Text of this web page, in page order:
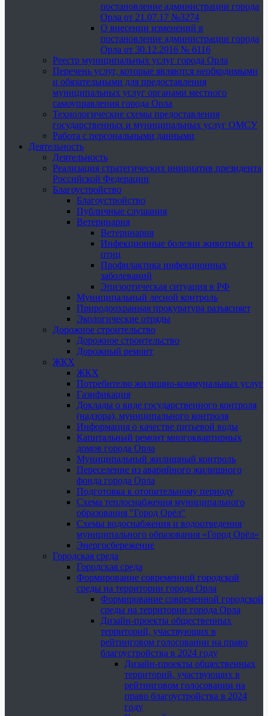
постановление администрации города
Орла от 21.07.17 №3274
О внесении изменений в
постановление администрации города
Орла от 30.12.2016 № 6116
Реестр муниципальных услуг города Орла
Перечень услуг, которые являются необходимыми
и обязательными для предоставления
муниципальных услуг органами местного
самоуправления города Орла
Технологические схемы предоставления
государственных и муниципальных услуг ОМСУ
Работа с персональными данными
Деятельность
Деятельность
Реализация стратегических инициатив президента
Российской Федерации
Благоустройство
Благоустройство
Публичные слушания
Ветеринария
Ветеринария
Инфекционные болезни животных и
птиц
Профилактика инфекционных
заболеваний
Эпизоотическая ситуация в РФ
Муниципальный лесной контроль
Природоохранная прокуратура разъясняет
Экологические отряды
Дорожное строительство
Дорожное строительство
Дорожный ремонт
ЖКХ
ЖКХ
Потребителю жилищно-коммунальных услуг
Газификация
Доклады о виде государственного контроля
(надзора), муниципального контроля
Информация о качестве питьевой воды
Капитальный ремонт многоквартирных
домов города Орла
Муниципальный жилищный контроль
Переселение из аварийного жилищного
фонда города Орла
Подготовка к отопительному периоду
Схема теплоснабжения муниципального
образования "Город Орёл"
Схемы водоснабжения и водоотведения
муниципального образования «Город Орёл»
Энергосбережение
Городская среда
Городская среда
Формирование современной городской
среды на территории города Орла
Формирование современной городской
среды на территории города Орла
Дизайн-проекты общественных
территорий, участвующих в
рейтинговом голосовании на право
благоустройства в 2024 году
Дизайн-проекты общественных
территорий, участвующих в
рейтинговом голосовании на
право благоустройства в 2024
году